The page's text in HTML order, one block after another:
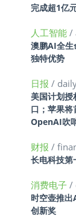
完成超1亿
人工智能 /
澳鹏AI全生
独特优势
日报 /
美国计划授
口；苹果
OpenAI吹
财报 /
长电科技第
消费电子 /
时空壶推出
创新奖